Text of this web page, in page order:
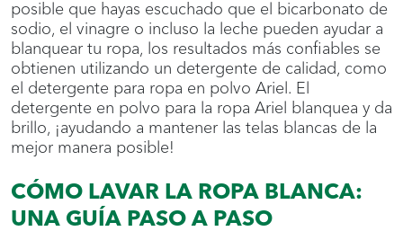
posible que hayas escuchado que el bicarbonato de
sodio, el vinagre o incluso la leche pueden ayudar a
blanquear tu ropa, los resultados más confiables se
obtienen utilizando un detergente de calidad, como
el detergente para ropa en polvo Ariel. El
detergente en polvo para la ropa Ariel blanquea y da
brillo, ¡ayudando a mantener las telas blancas de la
mejor manera posible!
CÓMO LAVAR LA ROPA BLANCA:
UNA GUÍA PASO A PASO